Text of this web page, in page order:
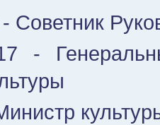
Советник
-